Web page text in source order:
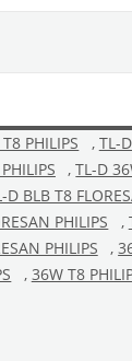
PHILIPS , TL-
, TL-D
D BLB T8
PHILIPS ,
PHILIPS ,
, 36W T8